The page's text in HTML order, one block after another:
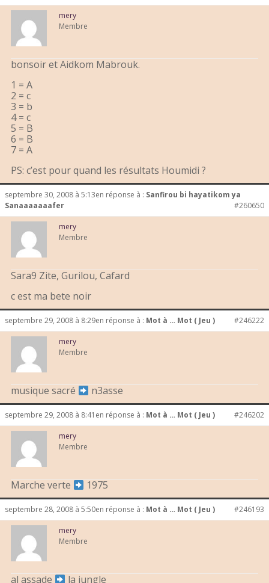
mery
Membre
bonsoir et Aidkom Mabrouk.
1 = A
2 = c
3 = b
4 = c
5 = B
6 = B
7 = A
PS: c’est pour quand les résultats Houmidi ?
septembre 30, 2008 à 5:13en réponse à : Sanfirou bi hayatikom ya
Sanaaaaaaafer
#260650
mery
Membre
Sara9 Zite, Gurilou, Cafard
c est ma bete noir
septembre 29, 2008 à 8:29en réponse à : Mot à … Mot ( Jeu ) #246222
mery
Membre
musique sacré n3asse
septembre 29, 2008 à 8:41 en réponse à : Mot à … Mot ( Jeu ) #246202
mery
Membre
Marche verte 1975
septembre 28, 2008 à 5:50en réponse à : Mot à … Mot ( Jeu ) #246193
mery
Membre
al assade la jungle